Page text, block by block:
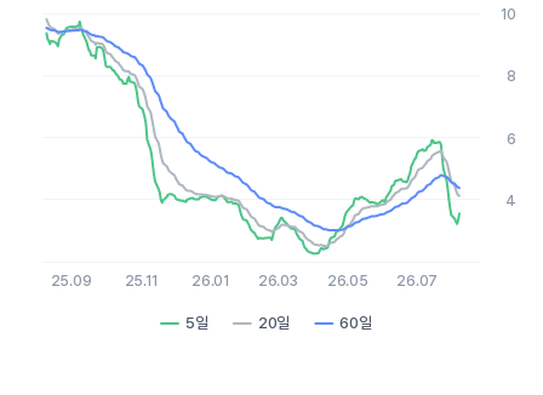
Line chart with 3 lines.
View as data table, Chart
The chart has 1 X axis displaying Time. Data ranges from
The chart has 1 Y axis displaying values. Data ranges from
5일 20일 60일
25.09 25.11 26.01 26.03 26.05 26.07
4
6
8
10